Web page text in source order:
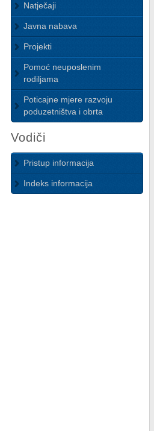
Natječaji
Javna nabava
Projekti
Pomoć neuposlenim
rodiljama
Poticajne mjere razvoju
poduzetništva i obrta
Vodiči
Pristup informacija
Indeks informacija